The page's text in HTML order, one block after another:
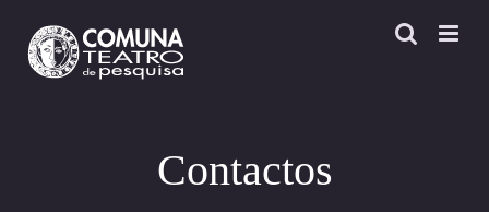
content
Contactos